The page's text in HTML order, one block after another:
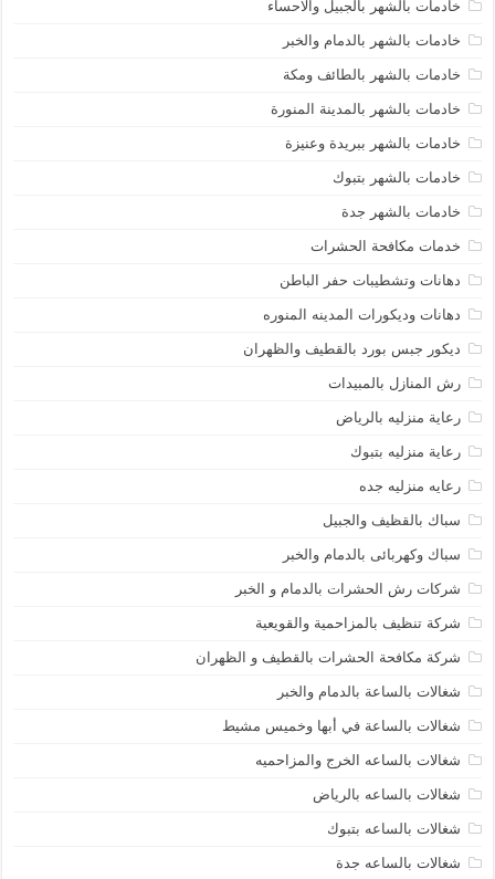
خادمات بالشهر بالجبيل والاحساء
خادمات بالشهر بالدمام والخبر
خادمات بالشهر بالطائف ومكة
خادمات بالشهر بالمدينة المنورة
خادمات بالشهر ببريدة وعنيزة
خادمات بالشهر بتبوك
خادمات بالشهر جدة
خدمات مكافحة الحشرات
دهانات وتشطيبات حفر الباطن
دهانات وديكورات المدينه المنوره
ديكور جبس بورد بالقطيف والظهران
رش المنازل بالمبيدات
رعاية منزليه بالرياض
رعاية منزليه بتبوك
رعايه منزليه جده
سباك بالقظيف والجبيل
سباك وكهربائى بالدمام والخبر
شركات رش الحشرات بالدمام و الخبر
شركة تنظيف بالمزاحمية والقويعية
شركة مكافحة الحشرات بالقطيف و الظهران
شغالات بالساعة بالدمام والخبر
شغالات بالساعة في أبها وخميس مشيط
شغالات بالساعه الخرج والمزاحميه
شغالات بالساعه بالرياض
شغالات بالساعه بتبوك
شغالات بالساعه جدة